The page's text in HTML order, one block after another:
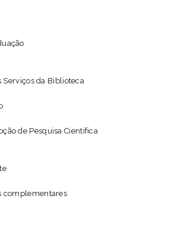
Serviços da Biblioteca
de Pesquisa Científica
complementares